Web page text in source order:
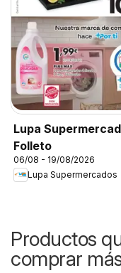
Lupa
Folleto
06/08 - 19/08/2026
Lupa Supermercados
Productos
comprar